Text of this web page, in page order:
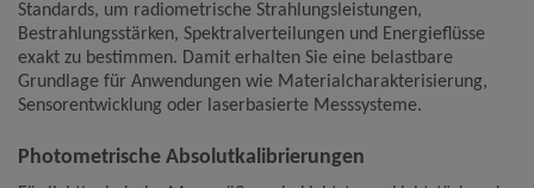
Standards, um radiometrische Strahlungsleistungen,
Bestrahlungsstärken, Spektralverteilungen und Energieflüsse
exakt zu bestimmen. Damit erhalten Sie eine belastbare
Grundlage für Anwendungen wie Materialcharakterisierung,
Sensorentwicklung oder laserbasierte Messsysteme.
Photometrische Absolutkalibrierungen
Infos schließen